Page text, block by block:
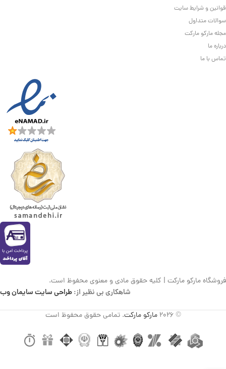
قوانین و شرایط سایت
سوالات متداول
مجله مارکو مارکت
درباره ما
تماس با ما
فروشگاه مارکو مارکت | کلیه حقوق مادی و معنوی محفوظ است.
شاهکاری بی نظیر از:طراحی سایت سایمان وب
© 2026 مارکو مارکت. تمامی حقوق محفوظ است